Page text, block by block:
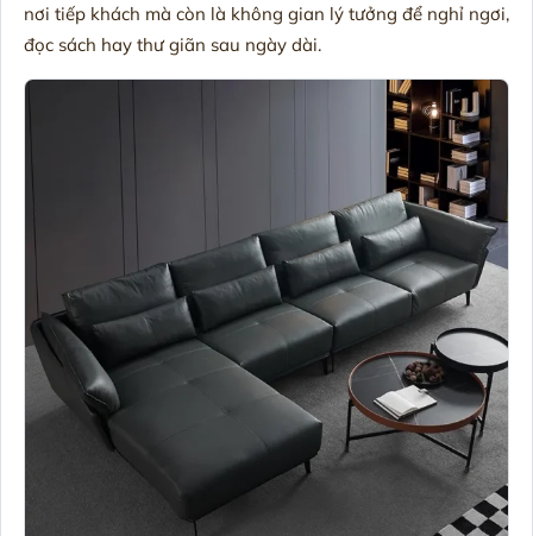
nơi tiếp khách mà còn là không gian lý tưởng để nghỉ ngơi,
đọc sách hay thư giãn sau ngày dài.